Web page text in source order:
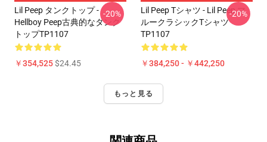
Lil Peep タンクトップ -
Hellboy Peep古典的なタンク
トップTP1107
￥354,525$24.45
-20%
Lil Peep Tシャツ - Lil Peep マ
ルークラシックTシャツ
TP1107
￥384,250 - ￥442,250
-20%
もっと見る